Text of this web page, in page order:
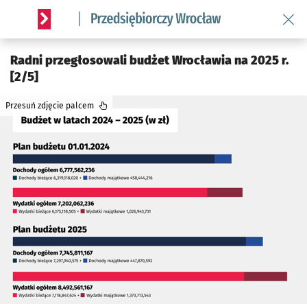
Serwis informacyjny wroclaw.pl podserwis: Strategia
Radni przegłosowali budżet Wrocławia na 2025 r.
[2/5]
Przesuń zdjęcie palcem